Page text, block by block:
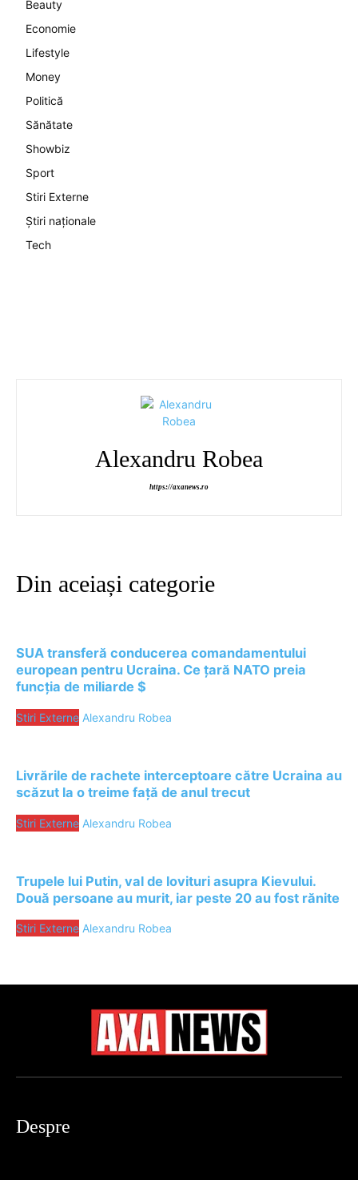
Beauty
Economie
Lifestyle
Money
Politică
Sănătate
Showbiz
Sport
Stiri Externe
Știri naționale
Tech
Alexandru Robea
https://axanews.ro
Din aceiași categorie
SUA transferă conducerea comandamentului
european pentru Ucraina. Ce țară NATO preia
funcția de miliarde $
Stiri Externe Alexandru Robea
Livrările de rachete interceptoare către Ucraina au
scăzut la o treime față de anul trecut
Stiri Externe Alexandru Robea
Trupele lui Putin, val de lovituri asupra Kievului.
Două persoane au murit, iar peste 20 au fost rănite
Stiri Externe Alexandru Robea
Despre